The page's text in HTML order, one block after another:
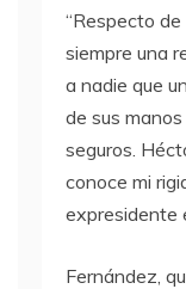
“Respecto
siempre una
a nadie que
de sus
seguros.
conoce mi
expresidente
Fernández,